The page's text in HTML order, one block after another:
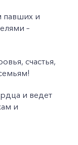
павших и
–
счастья,
и ведет
и